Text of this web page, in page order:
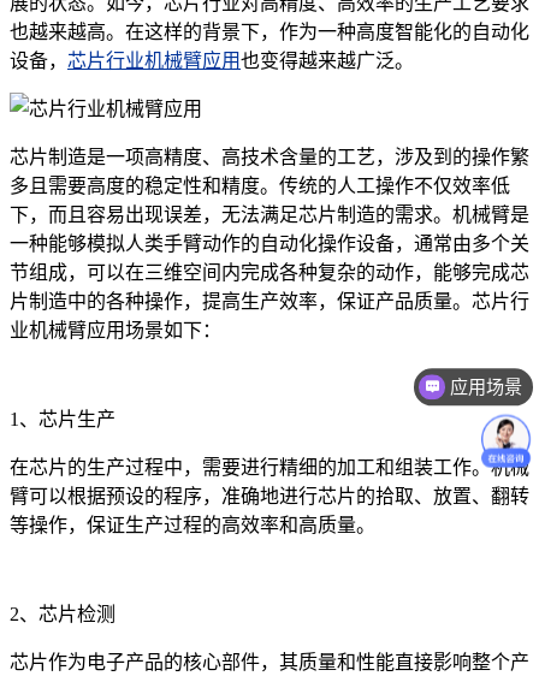
也越来越高。在这样的背景下，作为一种高度智能化的自动化
设备， 芯片行业机械臂应用也变得越来越广泛。
芯片制造是一项高精度、高技术含量的工艺，涉及到的操作繁
多且需要高度的稳定性和精度。传统的人工操作不仅效率低
下，而且容易出现误差，无法满足芯片制造的需求。机械臂是
一种能够模拟人类手臂动作的自动化操作设备，通常由多个关
节组成，可以在三维空间内完成各种复杂的动作，能够完成芯
片制造中的各种操作，提高生产效率，保证产品质量。芯片行
业机械臂应用场景如下：
1、芯片生产
在芯片的生产过程中，需要进行精细的加工和组装工作。机械
臂可以根据预设的程序，准确地进行芯片的拾取、放置、翻转
等操作，保证生产过程的高效率和高质量。
2、芯片检测
芯片作为电子产品的核心部件，其质量和性能直接影响整个产
应用场景
价格咨询